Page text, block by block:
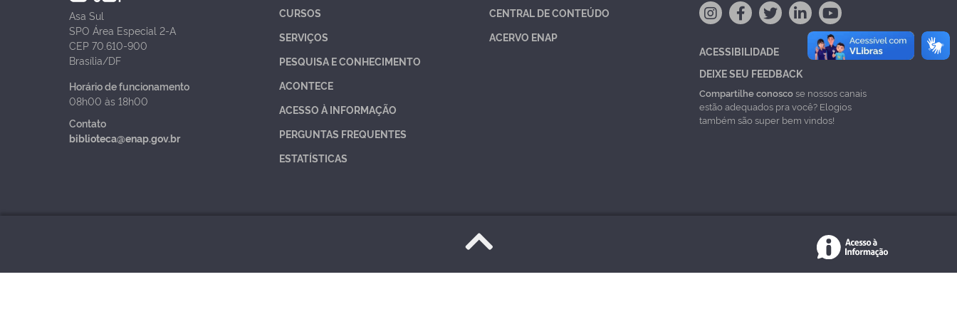
Asa Sul
SPO Área Especial 2-A
CEP 70.610-900
Brasília/DF
Horário de funcionamento
08h00 às 18h00
Contato
biblioteca@enap.gov.br
CURSOS
SERVIÇOS
PESQUISA E CONHECIMENTO
ACONTECE
ACESSO À INFORMAÇÃO
PERGUNTAS FREQUENTES
ESTATÍSTICAS
CENTRAL DE CONTEÚDO
ACERVO ENAP
ACESSIBILIDADE
DEIXE SEU FEEDBACK
Compartilhe conoscose nossos canais
estão adequados pra você? Elogios
também são super bem vindos!